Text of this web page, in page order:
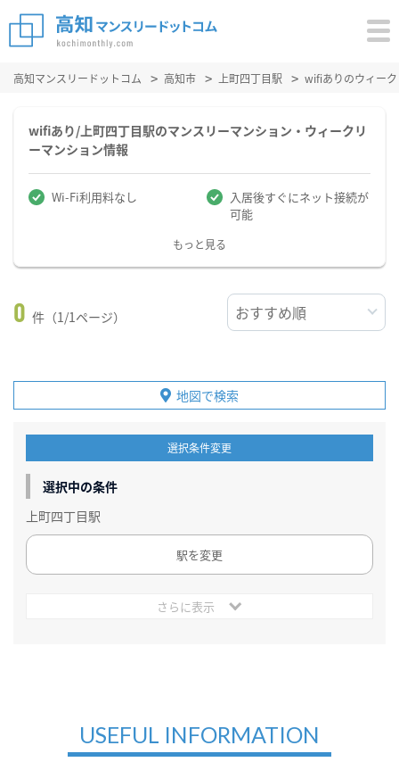
高知マンスリードットコム 高知市 上町四丁目駅 wifiありのウィー
wifiあり/上町四丁目駅のマンスリーマンション・ウィークリ
ーマンション情報
Wi-Fi利用料なし
入居後すぐにネット接続が
可能
もっと見る
0 件（1/1ページ）
地図で検索
選択条件変更
選択中の条件
上町四丁目駅
駅を変更
さらに表示
USEFUL INFORMATION